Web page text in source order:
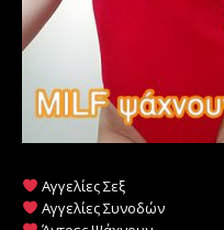
Αγγελίες Σεξ
Αγγελίες Συνοδών